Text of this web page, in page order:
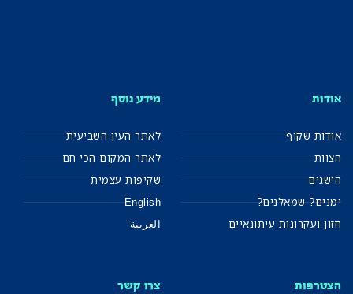
אודות
אודות שקוף
הצוות
הישגים
ימנים? שמאלנים?
חזון ועקרונות עיתונאיים
מידע נוסף
לאתר העין השביעית
לאתר המקום הכי חם
שקיפות עצמית
English
العربية
הצטרפות צרו קשר